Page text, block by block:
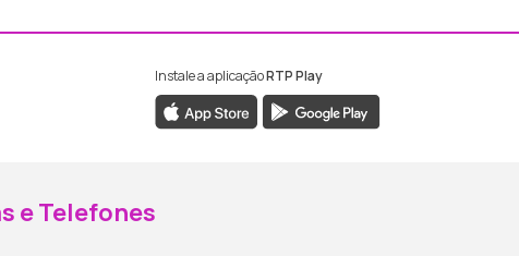
da RTP Madeira
Instagram da RTP Madeira
Instale a aplicaçãoRTP Play
e Telefones